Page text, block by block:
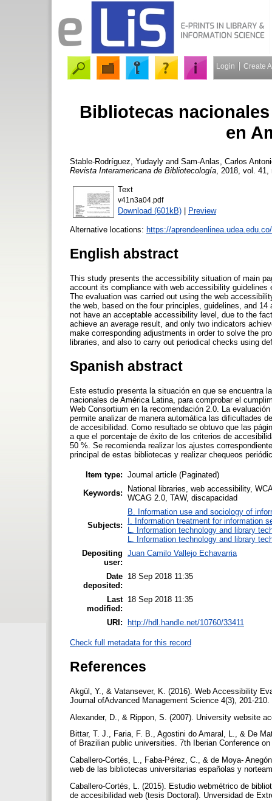
Login Create
Bibliotecas
en
Stable-Rodríguez, Yudayly and Sam-Anlas, Carlos
Revista Interamericana de Bibliotecología , 2018, vol.
Text
v41n3a04.pdf
Download (601kB) | Preview
Alternative locations: https://
English abstract
This study presents the accessibility situation of main
account its compliance with web accessibility
The evaluation was carried out using the web
the web, based on the four principles, guidelines, and
not have an acceptable accessibility level, due to the
achieve an average result, and only two indicators
make corresponding adjustments in order to solve the
libraries, and also to carry out periodical checks using
Spanish abstract
Este estudio presenta la situación en que se encuentra
nacionales de América Latina, para comprobar el
Web Consortium en la recomendación 2.0. La
permite analizar de manera automática las dificultades
de accesibilidad. Como resultado se obtuvo que las
a que el porcentaje de éxito de los criterios de
50 %. Se recomienda realizar los ajustes
principal de estas bibliotecas y realizar chequeos
Item type: Journal article (Paginated)
Keywords:
National libraries, web accessibility,
WCAG 2.0, TAW, discapacidad
Subjects:
B. Information use and sociology of
I. Information treatment for information
L. Information technology and library
L. Information technology and library
Depositing
user:
Juan Camilo Vallejo Echavarria
Date
deposited:
18 Sep 2018 11:35
Last
modified:
18 Sep 2018 11:35
URI: http://hdl.handle.net/10760/33411
Check full metadata for this record
References
Akgül, Y., & Vatansever, K. (2016). Web Accessibility
Journal ofAdvanced Management Science 4(3), 201-210.
Alexander, D., & Rippon, S. (2007). University website
Bittar, T. J., Faria, F. B., Agostini do Amaral, L., & De
of Brazilian public universities. 7th Iberian Conference
Caballero-Cortés, L., Faba-Pérez, C., & de Moya-
web de las bibliotecas universitarias españolas y
Caballero-Cortés, L. (2015). Estudio webmétrico de
de accesibilidad web (tesis Doctoral). Unversidad de